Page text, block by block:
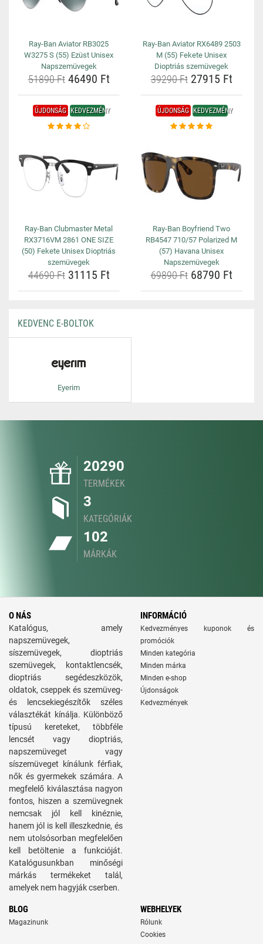
Ray-Ban Aviator RB3025
W3275 S (55) Ezüst Unisex
Napszemüvegek
51890 Ft46490 Ft
Ray-Ban Aviator RX6489 2503
M (55) Fekete Unisex
Dioptriás szemüvegek
39290 Ft27915 Ft
ÚJDONSÁG KEDVEZMÉNY
Ray-Ban Clubmaster Metal
RX3716VM 2861 ONE SIZE
(50) Fekete Unisex Dioptriás
szemüvegek
44690 Ft31115 Ft
ÚJDONSÁG KEDVEZMÉNY
Ray-Ban Boyfriend Two
RB4547 710/57 Polarized M
(57) Havana Unisex
Napszemüvegek
69890 Ft68790 Ft
KEDVENC E-BOLTOK
Eyerim
20290
TERMÉKEK
3
KATEGÓRIÁK
102
MÁRKÁK
O NÁS
Katalógus, amely
napszemüvegek,
síszemüvegek, dioptriás
szemüvegek, kontaktlencsék,
dioptriás segédeszközök,
oldatok, cseppek és szemüveg-
és lencsekiegészítők széles
választékát kínálja. Különböző
típusú kereteket, többféle
lencsét vagy dioptriás,
napszemüveget vagy
síszemüveget kínálunk férfiak,
nők és gyermekek számára. A
megfelelő kiválasztása nagyon
fontos, hiszen a szemüvegnek
nemcsak jól kell kinéznie,
hanem jól is kell illeszkednie, és
nem utolsósorban megfelelően
kell betöltenie a funkcióját.
Katalógusunkban minőségi
márkás termékeket talál,
amelyek nem hagyják cserben.
INFORMÁCIÓ
Kedvezményes kuponok és
promóciók
Minden kategória
Minden márka
Minden e-shop
Újdonságok
Kedvezmények
BLOG
Magazinunk
WEBHELYEK
Rólunk
Cookies